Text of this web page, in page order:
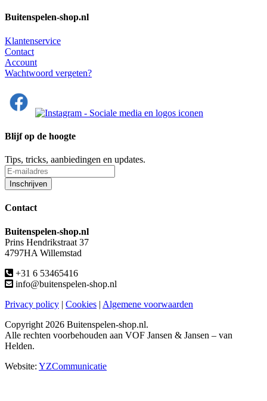
Buitenspelen-shop.nl
Klantenservice
Contact
Account
Wachtwoord vergeten?
Blijf op de hoogte
Tips, tricks, aanbiedingen en updates.
Contact
Buitenspelen-shop.nl
Prins Hendrikstraat 37
4797HA Willemstad
+31 6 53465416
info@buitenspelen-shop.nl
Privacy policy | Cookies | Algemene voorwaarden
Copyright 2026 Buitenspelen-shop.nl.
Alle rechten voorbehouden aan VOF Jansen & Jansen – van
Helden.
Website: YZCommunicatie